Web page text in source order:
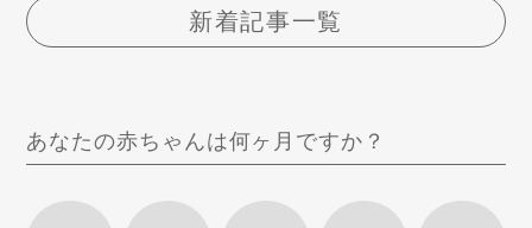
新着記事一覧
あなたの赤ちゃんは何ヶ月ですか？